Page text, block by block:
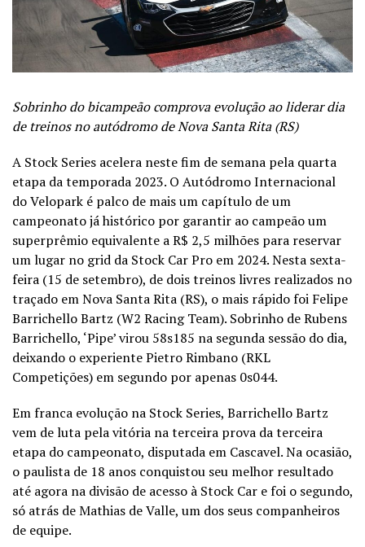
Sobrinho do bicampeão comprova evolução ao liderar dia
de treinos no autódromo de Nova Santa Rita (RS)
A Stock Series acelera neste fim de semana pela quarta
etapa da temporada 2023. O Autódromo Internacional
do Velopark é palco de mais um capítulo de um
campeonato já histórico por garantir ao campeão um
superprêmio equivalente a R$ 2,5 milhões para reservar
um lugar no grid da Stock Car Pro em 2024. Nesta sexta-
feira (15 de setembro), de dois treinos livres realizados no
traçado em Nova Santa Rita (RS), o mais rápido foi Felipe
Barrichello Bartz (W2 Racing Team). Sobrinho de Rubens
Barrichello, ‘Pipe’ virou 58s185 na segunda sessão do dia,
deixando o experiente Pietro Rimbano (RKL
Competições) em segundo por apenas 0s044.
Em franca evolução na Stock Series, Barrichello Bartz
vem de luta pela vitória na terceira prova da terceira
etapa do campeonato, disputada em Cascavel. Na ocasião,
o paulista de 18 anos conquistou seu melhor resultado
até agora na divisão de acesso à Stock Car e foi o segundo,
só atrás de Mathias de Valle, um dos seus companheiros
de equipe.